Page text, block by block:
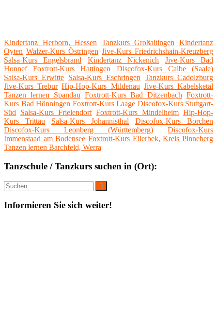
Kindertanz Herborn, Hessen Tanzkurs Großaitingen
Kindertanz
Oyten Walzer-Kurs Östringen Jive-Kurs Friedrichshain-Kreuzberg
Salsa-Kurs Engelsbrand
Kindertanz Nickenich
Jive-Kurs Bad
Honnef
Foxtrott-Kurs Hattingen
Discofox-Kurs Calbe (Saale)
Salsa-Kurs Erwitte Salsa-Kurs Eschringen Tanzkurs Cadolzburg
Jive-Kurs Trebur Hip-Hop-Kurs Mildenau Jive-Kurs Kabelsketal
Tanzen lernen Spandau Foxtrott-Kurs Bad Ditzenbach Foxtrott-
Kurs Bad Hönningen Foxtrott-Kurs Laage Discofox-Kurs Stuttgart-
Süd
Salsa-Kurs Frielendorf Foxtrott-Kurs Mindelheim Hip-Hop-
Kurs Trittau
Salsa-Kurs Johannisthal
Discofox-Kurs Borchen
Discofox-Kurs Leonberg (Württemberg)
Discofox-Kurs
Immenstaad am Bodensee Foxtrott-Kurs Ellerbek, Kreis Pinneberg
Tanzen lernen Barchfeld, Werra
Tanzschule / Tanzkurs suchen in (Ort):
Suche
nach:
Suchen
Informieren Sie sich weiter!